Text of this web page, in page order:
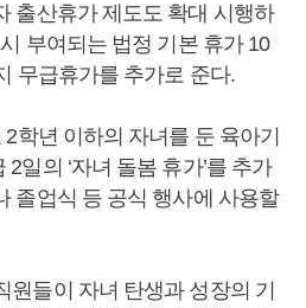
출산휴가 제도도 확대 시행하
부여되는 법정 기본 휴가 10
무급휴가를 추가로 준다.
학년 이하의 자녀를 둔 육아기
일의 ‘자녀 돌봄 휴가’를 추가
졸업식 등 공식 행사에 사용할
원들이 자녀 탄생과 성장의 기